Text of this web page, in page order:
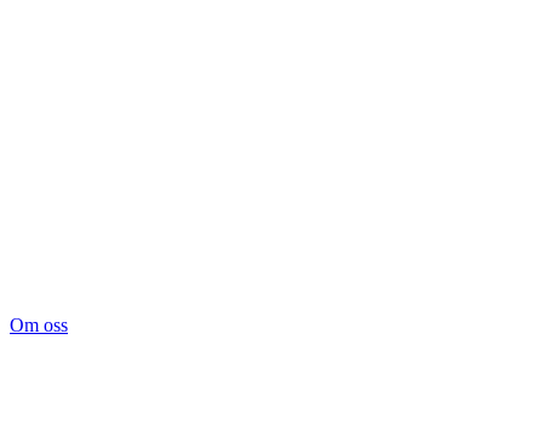
Om oss